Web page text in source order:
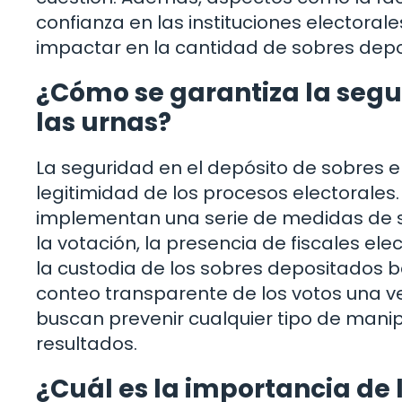
confianza en las instituciones
impactar en la cantidad de sobres
¿Cómo se garantiza la
las urnas?
La seguridad en el depósito de sobres
legitimidad de los procesos
implementan una serie de medidas de
la votación, la presencia de fiscales
la custodia de los sobres depositados
conteo transparente de los votos una
buscan prevenir cualquier tipo de
resultados.
¿Cuál es la importancia